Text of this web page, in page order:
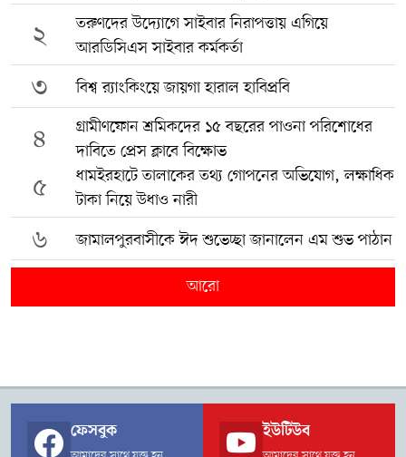
২
তরুণদের উদ্যোগে সাইবার নিরাপত্তায় এগিয়ে
আরডিসিএস সাইবার কর্মকর্তা
৩ বিশ্ব র‍্যাংকিংয়ে জায়গা হারাল হাবিপ্রবি
৪
গ্রামীণফোন শ্রমিকদের ১৫ বছরের পাওনা পরিশোধের
দাবিতে প্রেস ক্লাবে বিক্ষোভ
৫
ধামইরহাটে তালাকের তথ্য গোপনের অভিযোগ, লক্ষাধিক
টাকা নিয়ে উধাও নারী
৬ জামালপুরবাসীকে ঈদ শুভেচ্ছা জানালেন এম শুভ পাঠান
আরো
ফেসবুক ইউটিউব